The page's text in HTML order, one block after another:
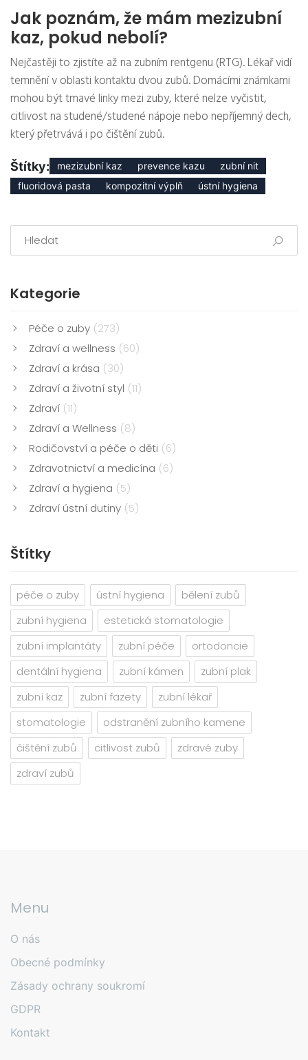
Jak poznám, že mám mezizubní
kaz, pokud nebolí?
Nejčastěji to zjistíte až na zubním rentgenu (RTG). Lékař vidí
temnění v oblasti kontaktu dvou zubů. Domácími známkami
mohou být tmavé linky mezi zuby, které nelze vyčistit,
citlivost na studené/studené nápoje nebo nepříjemný dech,
který přetrvává i po čištění zubů.
Štítky: mezizubní kaz prevence kazu
zubní nit
fluoridová pasta
kompozitní výplň ústní hygiena
Kategorie
Péče o zuby (273)
Zdraví a wellness (60)
Zdraví a krása (30)
Zdraví a životní styl (11)
Zdraví (11)
Zdraví a Wellness (8)
Rodičovství a péče o děti (6)
Zdravotnictví a medicína (6)
Zdraví a hygiena (5)
Zdraví ústní dutiny (5)
Štítky
péče o zuby ústní hygiena
bělení zubů
zubní hygiena
estetická stomatologie
zubní implantáty
zubní péče
ortodoncie
dentální hygiena
zubní kámen
zubní plak
zubní kaz
zubní fazety
zubní lékař
stomatologie
odstranění zubního kamene
čištění zubů
citlivost zubů
zdravé zuby
zdraví zubů
Menu
O nás
Obecné podmínky
Zásady ochrany soukromí
GDPR
Kontakt